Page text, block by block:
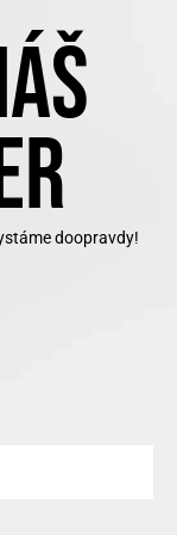
doopravdy!